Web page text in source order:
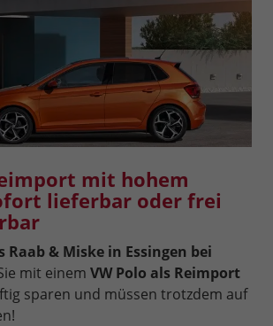
mit hohem
lieferbar oder frei
Raab & Miske in Essingen bei
mit einem VW Polo als Reimport
sparen und müssen trotzdem auf